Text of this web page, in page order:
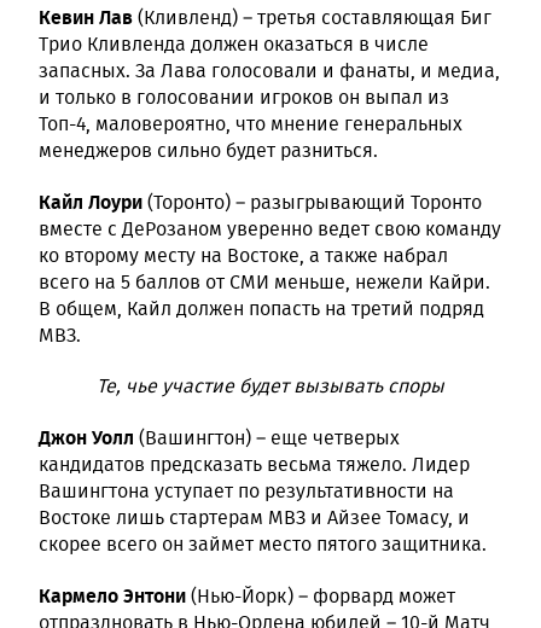
Кевин Лав(Кливленд) – третья составляющая Биг
Трио Кливленда должен оказаться в числе
запасных. За Лава голосовали и фанаты, и медиа,
и только в голосовании игроков он выпал из
Топ-4, маловероятно, что мнение генеральных
менеджеров сильно будет разниться.
Кайл Лоури(Торонто) – разыгрывающий Торонто
вместе с ДеРозаном уверенно ведет свою команду
ко второму месту на Востоке, а также набрал
всего на 5 баллов от СМИ меньше, нежели Кайри.
В общем, Кайл должен попасть на третий подряд
МВЗ.
Те, чье участие будет вызывать споры
Джон Уолл (Вашингтон) – еще четверых
кандидатов предсказать весьма тяжело. Лидер
Вашингтона уступает по результативности на
Востоке лишь стартерам МВЗ и Айзее Томасу, и
скорее всего он займет место пятого защитника.
Кармело Энтони(Нью-Йорк) – форвард может